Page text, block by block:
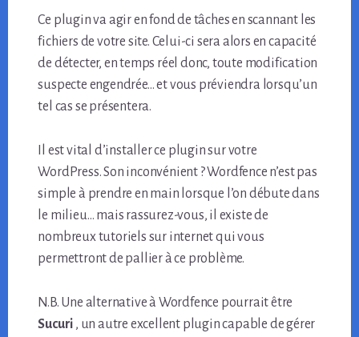
Ce plugin va agir en fond de tâches en scannant les
fichiers de votre site. Celui-ci sera alors en capacité
de détecter, en temps réel donc, toute modification
suspecte engendrée… et vous préviendra lorsqu’un
tel cas se présentera.
Il est vital d’installer ce plugin sur votre
WordPress. Son inconvénient ? Wordfence n’est pas
simple à prendre en main lorsque l’on débute dans
le milieu… mais rassurez-vous, il existe de
nombreux tutoriels sur internet qui vous
permettront de pallier à ce problème.
N.B. Une alternative à Wordfence pourrait être
Sucuri , un autre excellent plugin capable de gérer